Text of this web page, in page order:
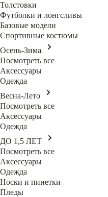
Толстовки
Футболки и лонгсливы
Базовые модели
Спортивные костюмы
Осень-Зима
Посмотреть все
Аксессуары
Одежда
Весна-Лето
Посмотреть все
Аксессуары
Одежда
ДО 1,5 ЛЕТ
Посмотреть все
Аксессуары
Одежда
Носки и пинетки
Пледы